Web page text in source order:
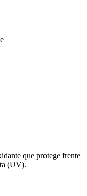
que protege frente
(UV).